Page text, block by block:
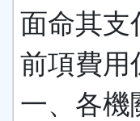
面命其支
前項費用
一、各機